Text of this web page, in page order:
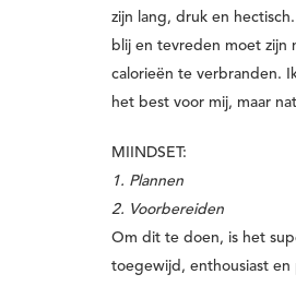
zijn lang, druk en
blij en tevreden moet zijn
calorieën te verbranden.
het best voor mij, maar
MIINDSET:
1. Plannen
2. Voorbereiden
Om dit te doen, is het
toegewijd, enthousiast en